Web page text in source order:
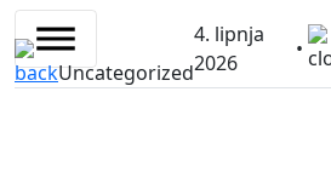
Skip
to
contentUncategorized
4. lipnja
2026
•